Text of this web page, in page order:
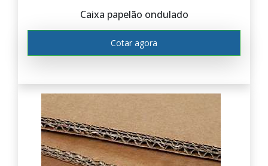
Caixa papelão ondulado
Cotar agora